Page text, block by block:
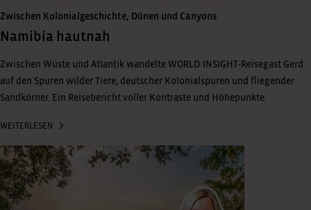
Zwischen Kolonialgeschichte, Dünen und Canyons
Namibia hautnah
Zwischen Wüste und Atlantik wandelte WORLD INSIGHT-Reisegast Gerd
auf den Spuren wilder Tiere, deutscher Kolonialspuren und fliegender
Sandkörner. Ein Reisebericht voller Kontraste und Höhepunkte.
WEITERLESEN